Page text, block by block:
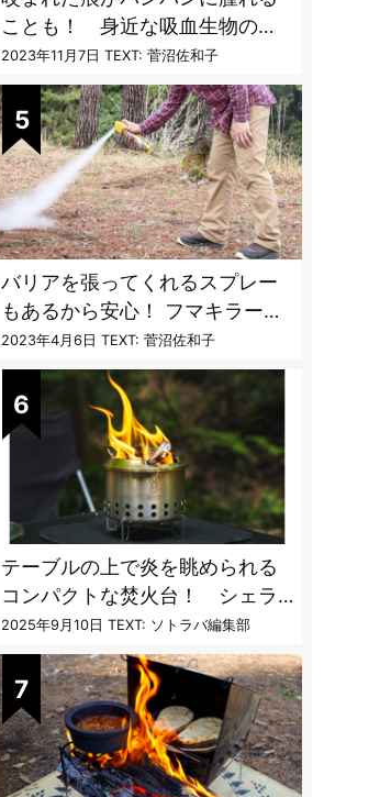
ことも！ 身近な吸血生物の
〝生態と対策〟【vol.04 ア
ブ・ブユ・ヌカカ】
2023年11月7日 TEXT: 菅沼佐和子
バリアを張ってくれるスプレー
もあるから安心！ フマキラーに
聞く「最強の虫撃退グッズ
vol.4」【キャンプサイトで使う
虫よけ】
2023年4月6日 TEXT: 菅沼佐和子
テーブルの上で炎を眺められる
コンパクトな焚火台！ シェラ
カップと重ねて持ち運べる超コ
ンパクト収納
2025年9月10日 TEXT: ソトラバ編集部